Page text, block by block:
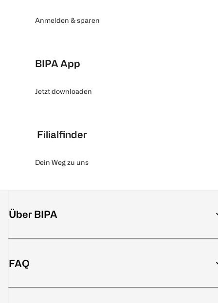
Anmelden & sparen
BIPA App
Jetzt downloaden
Filialfinder
Dein Weg zu uns
Über BIPA
FAQ